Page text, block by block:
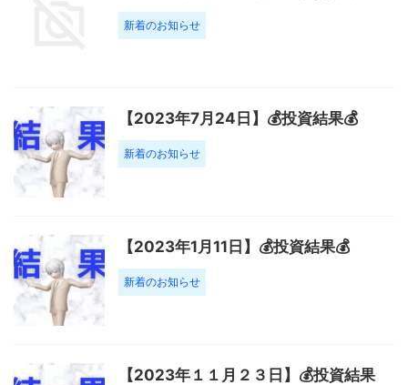
新着のお知らせ
【2023年7月24日】💰投資結果💰
新着のお知らせ
【2023年1月11日】💰投資結果💰
新着のお知らせ
【2023年１１月２３日】💰投資結果